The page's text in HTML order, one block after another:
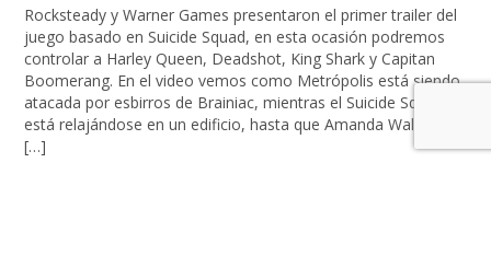
Rocksteady y Warner Games presentaron el primer trailer del
juego basado en Suicide Squad, en esta ocasión podremos
controlar a Harley Queen, Deadshot, King Shark y Capitan
Boomerang. En el video vemos como Metrópolis está siendo
atacada por esbirros de Brainiac, mientras el Suicide Squad
está relajándose en un edificio, hasta que Amanda Waller les
[…]